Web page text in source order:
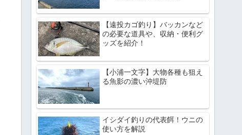
【遠投カゴ釣り】バッカンなど
の必要な道具や、収納・便利グ
ッズを紹介！
【小浦一文字】大物各種も狙え
る魚影の濃い沖堤防
イシダイ釣りの代表餌！ウニの
使い方を解説